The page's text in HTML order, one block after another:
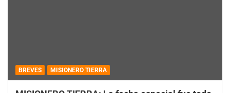
BREVES MISIONERO TIERRA